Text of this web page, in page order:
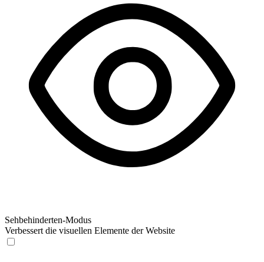
Sehbehinderten-Modus
Verbessert die visuellen Elemente der Website